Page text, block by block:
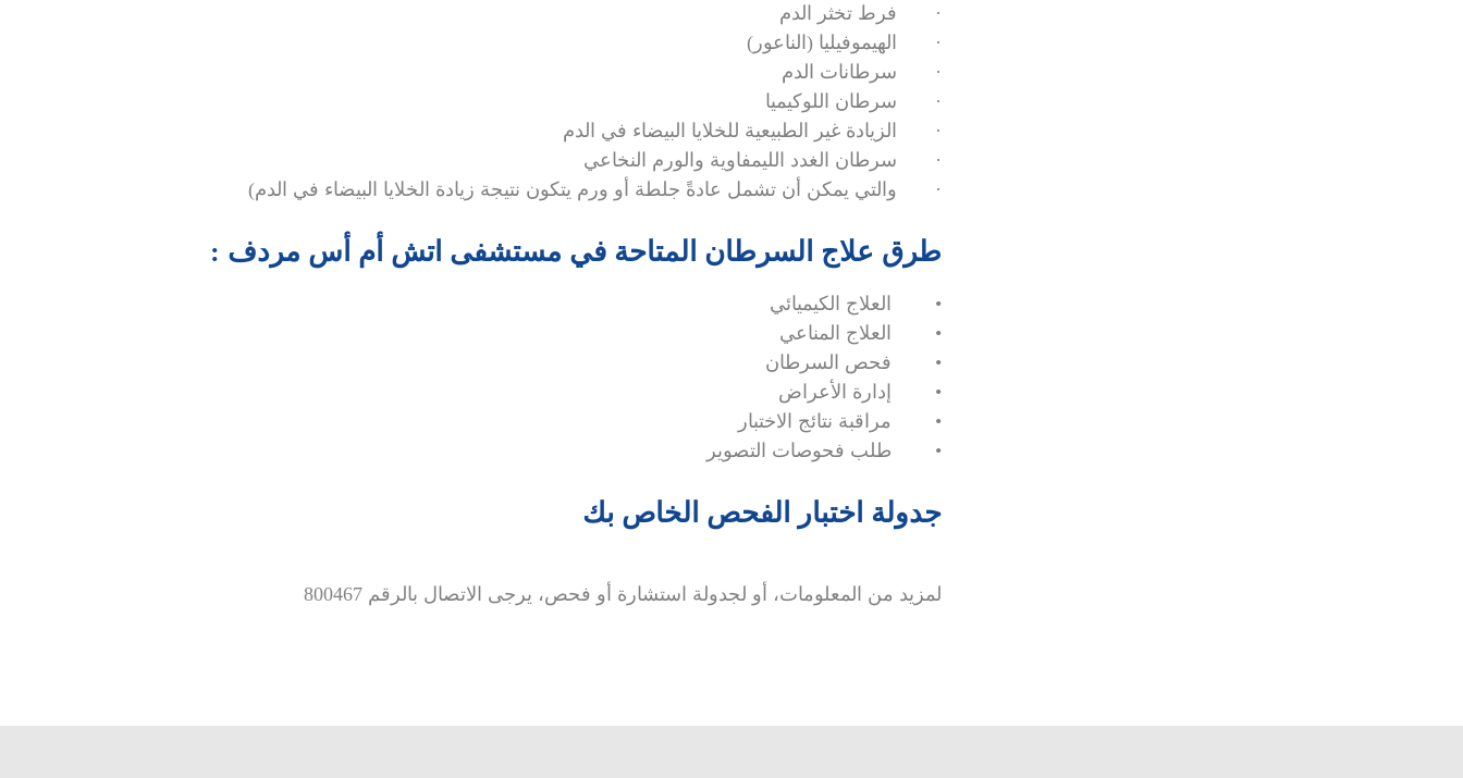
· فرط تخثر الدم
· الهيموفيليا (الناعور)
· سرطانات الدم
· سرطان اللوكيميا
· الزيادة غير الطبيعية للخلايا البيضاء في الدم
· سرطان الغدد الليمفاوية والورم النخاعي
· والتي يمكن أن تشمل عادةً جلطة أو ورم يتكون نتيجة زيادة الخلايا البيضاء في الدم)
طرق علاج السرطان المتاحة في مستشفى اتش أم أس مردف :
• العلاج الكيميائي
• العلاج المناعي
• فحص السرطان
• إدارة الأعراض
• مراقبة نتائج الاختبار
• طلب فحوصات التصوير
جدولة اختبار الفحص الخاص بك
لمزيد من المعلومات، أو لجدولة استشارة أو فحص، يرجى الاتصال بالرقم 800467